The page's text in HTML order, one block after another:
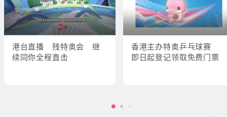
港台直播 残特奥会 继
续同你全程直击
香港主办特奥乒乓球赛
即日起登记领取免费门票